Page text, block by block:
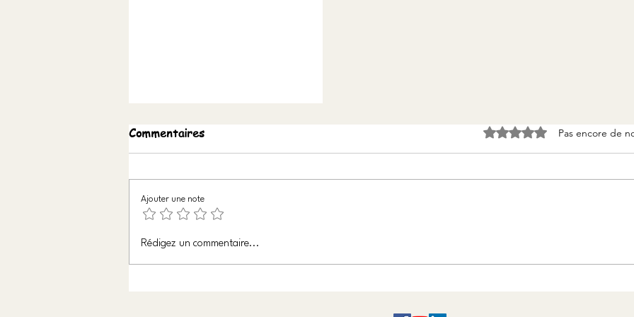
Où trouver la lumière ?
Commentaires Noté 0 étoile sur 5.Pas encore de
Ajouter une note
Rédigez un commentaire...